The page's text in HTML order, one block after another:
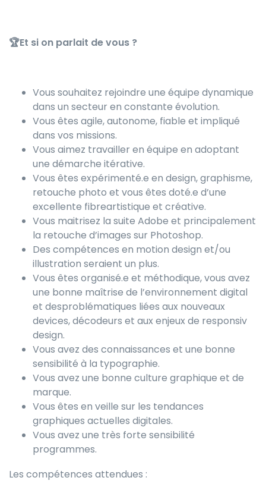
🏆Et si on parlait de vous ?
Vous souhaitez rejoindre une équipe dynamique
dans un secteur en constante évolution.
Vous êtes agile, autonome, fiable et impliqué
dans vos missions.
Vous aimez travailler en équipe en adoptant
une démarche itérative.
Vous êtes expérimenté.e en design, graphisme,
retouche photo et vous êtes doté.e d’une
excellente fibreartistique et créative.
Vous maitrisez la suite Adobe et principalement
la retouche d’images sur Photoshop.
Des compétences en motion design et/ou
illustration seraient un plus.
Vous êtes organisé.e et méthodique, vous avez
une bonne maîtrise de l’environnement digital
et desproblématiques liées aux nouveaux
devices, décodeurs et aux enjeux de responsiv
design.
Vous avez des connaissances et une bonne
sensibilité à la typographie.
Vous avez une bonne culture graphique et de
marque.
Vous êtes en veille sur les tendances
graphiques actuelles digitales.
Vous avez une très forte sensibilité
programmes.
Les compétences attendues :